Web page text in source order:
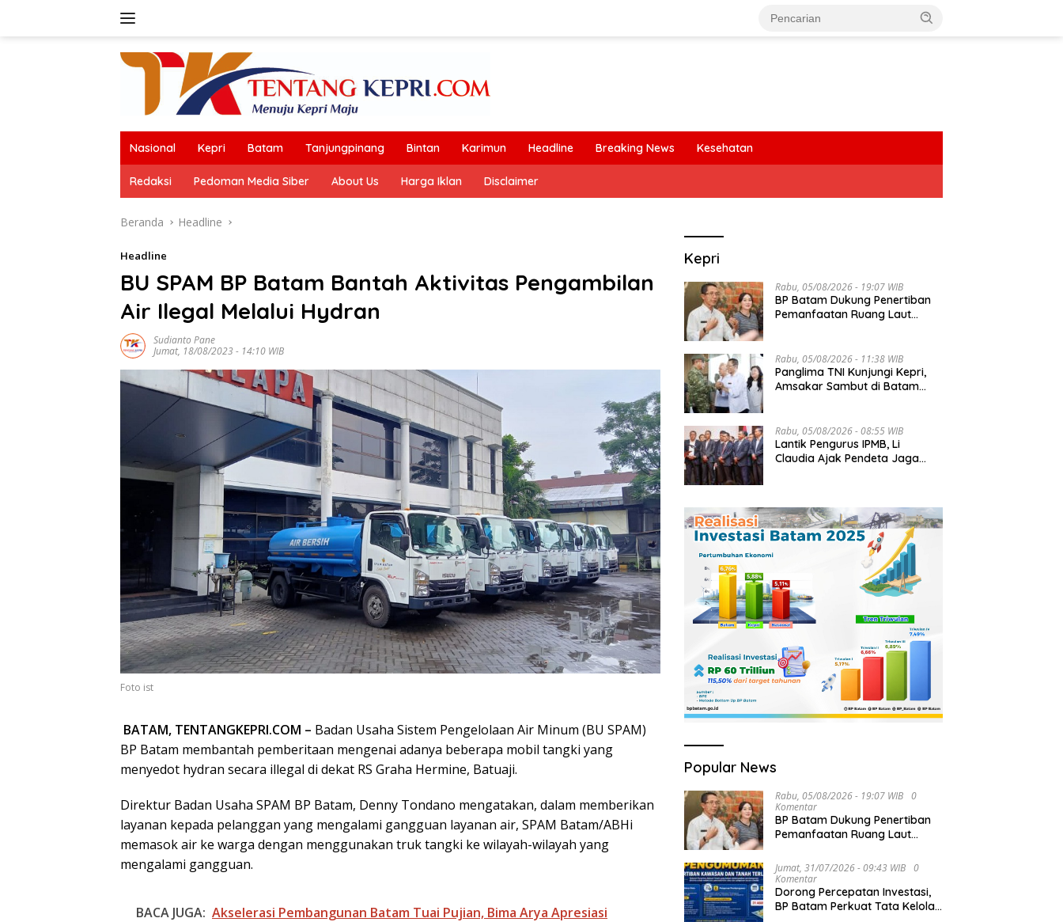
Nasional Kepri Batam Tanjungpinang Bintan Karimun Headline Breaking News Kesehatan
Redaksi Pedoman Media Siber About Us Harga Iklan Disclaimer
Beranda Headline
Headline
BU SPAM BP Batam Bantah Aktivitas Pengambilan
Air Ilegal Melalui Hydran
Sudianto Pane
Jumat, 18/08/2023 - 14:10 WIB
Foto ist
BATAM, TENTANGKEPRI.COM – Badan Usaha Sistem Pengelolaan Air Minum (BU SPAM)
BP Batam membantah pemberitaan mengenai adanya beberapa mobil tangki yang
menyedot hydran secara illegal di dekat RS Graha Hermine, Batuaji.
Direktur Badan Usaha SPAM BP Batam, Denny Tondano mengatakan, dalam memberikan
layanan kepada pelanggan yang mengalami gangguan layanan air, SPAM Batam/ABHi
memasok air ke warga dengan menggunakan truk tangki ke wilayah-wilayah yang
mengalami gangguan.
BACA JUGA: Akselerasi Pembangunan Batam Tuai Pujian, Bima Arya Apresiasi
Kepri
Rabu, 05/08/2026 - 19:07 WIB
BP Batam Dukung Penertiban
Pemanfaatan Ruang Laut
Rabu, 05/08/2026 - 11:38 WIB
Panglima TNI Kunjungi Kepri,
Amsakar Sambut di Batam
Rabu, 05/08/2026 - 08:55 WIB
Lantik Pengurus IPMB, Li
Claudia Ajak Pendeta Jaga
Popular News
Rabu, 05/08/2026 - 19:07 WIB
0
Komentar
BP Batam Dukung Penertiban
Pemanfaatan Ruang Laut
Perundang-undangan
Jumat, 31/07/2026 - 09:43 WIB
0
Komentar
Dorong Percepatan Investasi,
BP Batam Perkuat Tata Kelola